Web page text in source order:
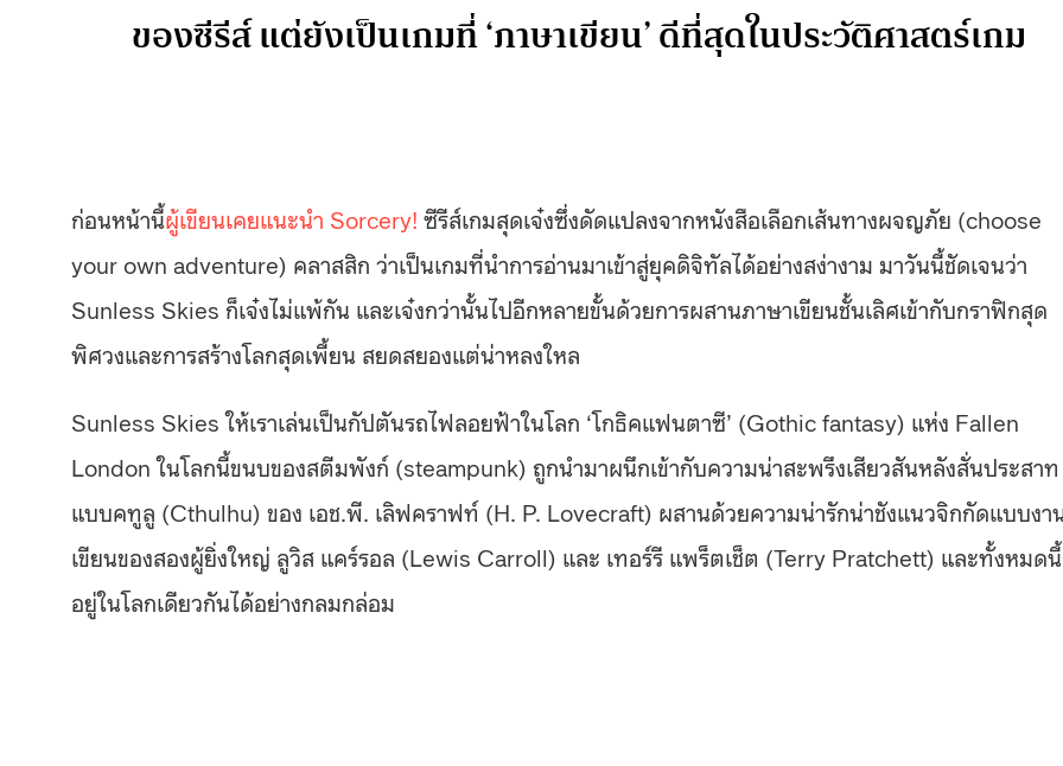
ของซีรีส์ แต่ยังเป็นเกมที่ ‘ภาษาเขียน’ ดีที่สุดในประวัติศาสตร์เกม
ก่อนหน้านี้ผู้เขียนเคยแนะนำ Sorcery! ซีรีส์เกมสุดเจ๋งซึ่งดัดแปลงจากหนังสือเลือกเส้นทางผจญภัย (choose
your own adventure) คลาสสิก ว่าเป็นเกมที่นำการอ่านมาเข้าสู่ยุคดิจิทัลได้อย่างสง่างาม มาวันนี้ชัดเจนว่า
Sunless Skies ก็เจ๋งไม่แพ้กัน และเจ๋งกว่านั้นไปอีกหลายขั้นด้วยการผสานภาษาเขียนชั้นเลิศเข้ากับกราฟิกสุด
พิศวงและการสร้างโลกสุดเพี้ยน สยดสยองแต่น่าหลงใหล
Sunless Skies ให้เราเล่นเป็นกัปตันรถไฟลอยฟ้าในโลก ‘โกธิคแฟนตาซี’ (Gothic fantasy) แห่ง Fallen
London ในโลกนี้ขนบของสตีมพังก์ (steampunk) ถูกนำมาผนึกเข้ากับความน่าสะพรึงเสียวสันหลังสั่นประสาท
แบบคทูลู (Cthulhu) ของ เอช.พี. เลิฟคราฟท์ (H. P. Lovecraft) ผสานด้วยความน่ารักน่าชังแนวจิกกัดแบบงา
เขียนของสองผู้ยิ่งใหญ่ ลูวิส แคร์รอล (Lewis Carroll) และ เทอร์รี แพร็ตเช็ต (Terry Pratchett) และทั้งหมด
อยู่ในโลกเดียวกันได้อย่างกลมกล่อม